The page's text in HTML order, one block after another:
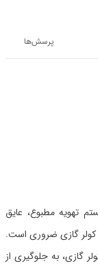
پرسش‌ها
تهویه مطبوع، عایق
گازی ضروری است.
گازی، به جلوگیری از